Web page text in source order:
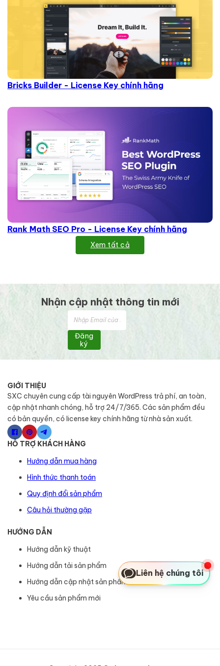
Bricks Builder - License Key chính hãng
Rank Math SEO Pro - License Key chính hãng
Xem tất cả
Nhận cập nhật thông tin mới
Đăng
ký
GIỚI THIỆU
SXC chuyên cung cấp tài nguyên WordPress trả phí, an toàn,
cập nhật nhanh chóng, hỗ trợ 24/7/365. Các sản phẩm đều
có bản quyền, có license key chính hãng từ nhà sản xuất.
HỖ TRỢ KHÁCH HÀNG
Hướng dẫn mua hàng
Hình thức thanh toán
Quy định đổi sản phẩm
Câu hỏi thường gặp
HƯỚNG DẪN
Hướng dẫn kỹ thuật
Hướng dẫn tải sản phẩm
Hướng dẫn cập nhật sản phẩm
Yêu cầu sản phẩm mới
Liên hệ chúng tôi